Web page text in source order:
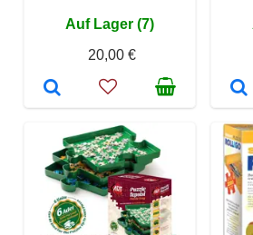
Auf Lager (7)
20,00 €